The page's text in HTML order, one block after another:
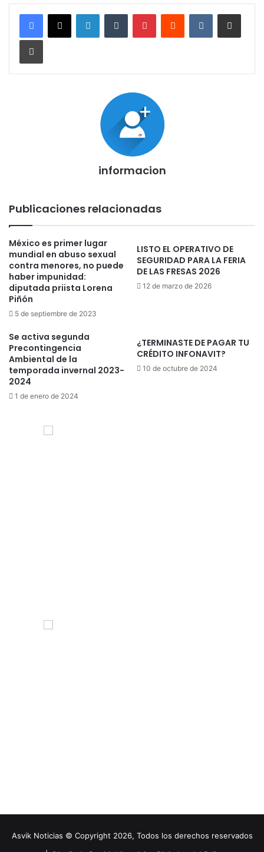
LinkedInTumblr PinterestReddit VKontakteCompartir por
Imprimir
informacion
Publicaciones relacionadas
México es primer lugar
mundial en abuso sexual
contra menores, no puede
haber impunidad:
diputada priista Lorena
Piñón
5 de septiembre de 2023
LISTO EL OPERATIVO DE
SEGURIDAD PARA LA FERIA
DE LAS FRESAS 2026
12 de marzo de 2026
Se activa segunda
Precontingencia
Ambiental de la
temporada invernal 2023-
2024
1 de enero de 2024
¿TERMINASTE DE PAGAR TU
CRÉDITO INFONAVIT?
10 de octubre de 2024
Asvik Noticias © Copyright 2026, Todos los derechos reservados